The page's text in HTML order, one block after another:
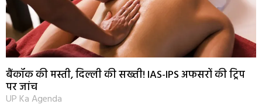
बैंकॉक की मस्ती, दिल्ली की सख्ती! IAS-IPS अफसरों की ट्रिप
पर जांच
UP Ka Agenda